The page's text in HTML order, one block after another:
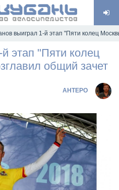
выиграл 1-й этап "Пяти колец
этап "Пяти колец
общий зачет
AHTEPO